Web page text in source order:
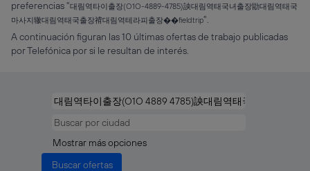
preferencias "대림역타이출장(O1O-4889-4785)詇대림역태국녀출장勖대림역태국
마사지辙대림역태국출장禙대림역테라피출장��fieldtrip".
A continuación figuran las 10 últimas ofertas de trabajo publicadas
por Telefónica por si le resultan de interés.
Mostrar más opciones